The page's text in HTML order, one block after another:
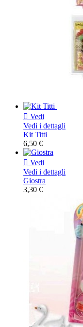
 Vedi
Vedi i dettagli
Kit Titti
6,50 €
 Vedi
Vedi i dettagli
Giostra
3,30 €